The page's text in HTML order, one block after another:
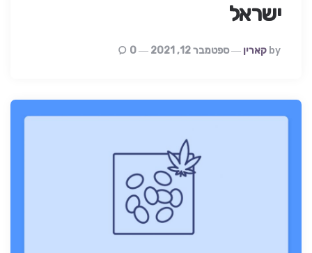
ישראל
Posted
By
By קארין ספטמבר 12, 2021 0